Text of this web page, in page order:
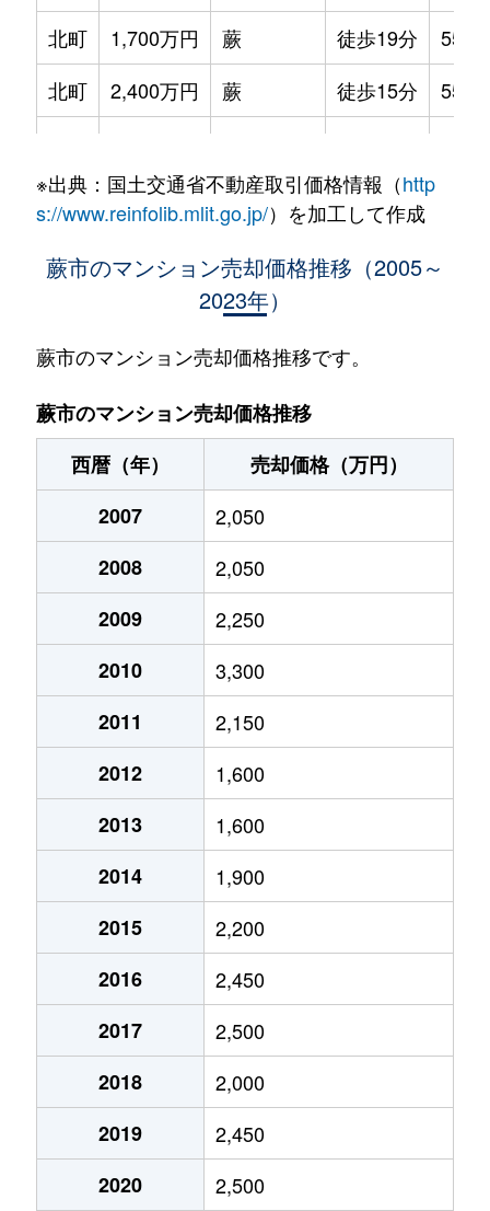
北町
1,700万円 蕨 徒歩19分
55m²
北町
2,400万円 蕨 徒歩15分
55m²
北町
4,600万円 蕨 徒歩13分
蕨
中央
3,000万円 蕨 徒歩10分
中央
880万円 蕨
中央
4,800万円 徒歩10分
2,500万円 蕨
1,700万円 蕨
2,500万円 蕨
5,000万円 蕨
3,000万円 西川口
2,300万円 西川口
5,500万円 西川口
2,800万円 西川口
4,700万円 西川口
3,900万円 西川口
650万円 西川口
2,700万円 西川口
1,100万円 西川口
4,000万円 西川口
※出典：国土交通省不動産取引価格情報（http
s://www.reinfolib.mlit.go.jp/）を加工して作成
蕨市のマンション売却価格推移（2005～
2023年）
蕨市のマンション売却価格推移です。
蕨市のマンション売却価格推移
西暦（年）
売却価格（万円）
2007
2,050
2008
2,050
2009
2,250
2010
3,300
2011
2,150
2012
1,600
2013
1,600
2014
1,900
2015
2,200
2016
2,450
2017
2,500
2018
2,000
2019
2,450
2020
2,500